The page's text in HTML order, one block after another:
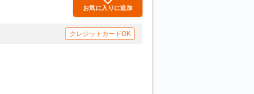
お気に入りに追加
クレジットカードOK